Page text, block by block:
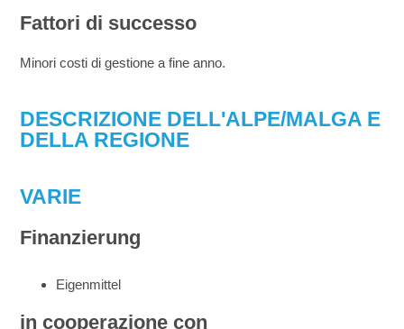
Fattori di successo
​​​​​​Minori costi di gestione a fine anno.
DESCRIZIONE DELL'ALPE/MALGA E
DELLA REGIONE
VARIE
Finanzierung
Eigenmittel
in cooperazione con